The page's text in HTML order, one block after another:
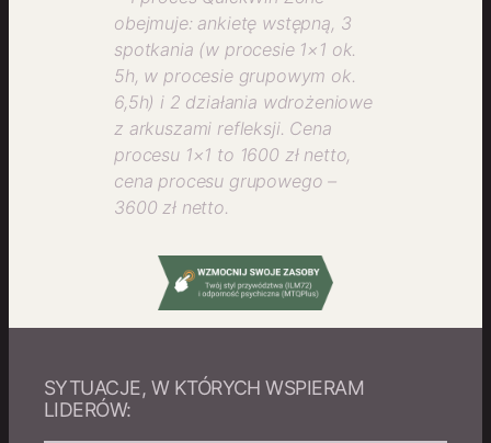
obejmuje: ankietę wstępną, 3
spotkania (w procesie 1×1 ok.
5h, w procesie grupowym ok.
6,5h) i 2 działania wdrożeniowe
z arkuszami refleksji. Cena
procesu 1×1 to 1600 zł netto,
cena procesu grupowego –
3600 zł netto.
SYTUACJE, W KTÓRYCH WSPIERAM
LIDERÓW: